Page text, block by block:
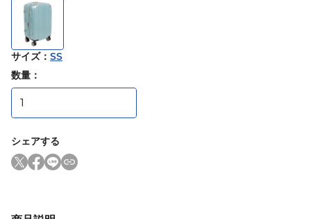
サイズ： SS
数量：
シェアする